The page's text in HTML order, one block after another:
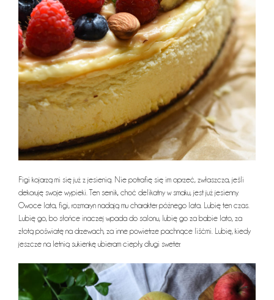
Figi kojarzą mi się już z jesienią. Nie potrafię się im oprzeć, zwłaszcza, jeśli
dekoruję swoje wypieki. Ten sernik, choć delikatny w smaku, jest już jesienny.
Owoce lata, figi, rozmaryn nadają mu charakter późnego lata. Lubię ten czas.
Lubię go, bo słońce inaczej wpada do salonu, lubię go za babie lato, za
złotą poświatę na drzewach, za inne powietrze pachnące liśćmi. Lubię, kiedy
jeszcze na letnią sukienkę ubieram ciepły, długi sweter.